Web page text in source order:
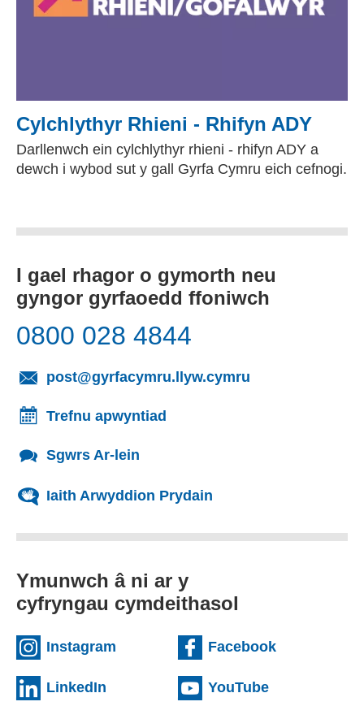
Cylchlythyr Rhieni - Rhifyn ADY
Darllenwch ein cylchlythyr rhieni - rhifyn ADY a
dewch i wybod sut y gall Gyrfa Cymru eich cefnogi.
I gael rhagor o gymorth neu
gyngor gyrfaoedd ffoniwch
0800 028 4844
post@gyrfacymru.llyw.cymru
Trefnu apwyntiad
Sgwrs Ar-lein
Iaith Arwyddion Prydain
Ymunwch â ni ar y
cyfryngau cymdeithasol
Instagram (external websiteCY)
Facebook(external
LinkedIn (external websiteCY)
YouTube(external